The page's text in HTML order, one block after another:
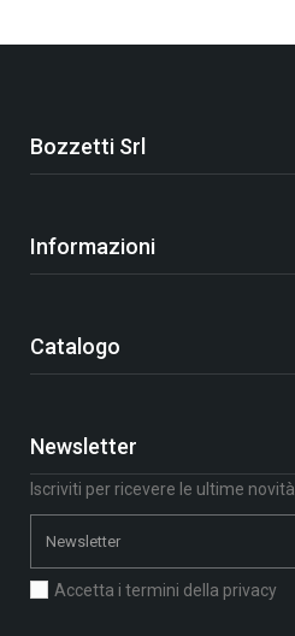
Bozzetti Srl
Informazioni
Catalogo
Newsletter
Iscriviti per ricevere le ultime novità
Accetta i termini della privacy